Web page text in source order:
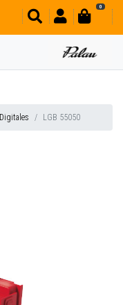
0
LGB 55050